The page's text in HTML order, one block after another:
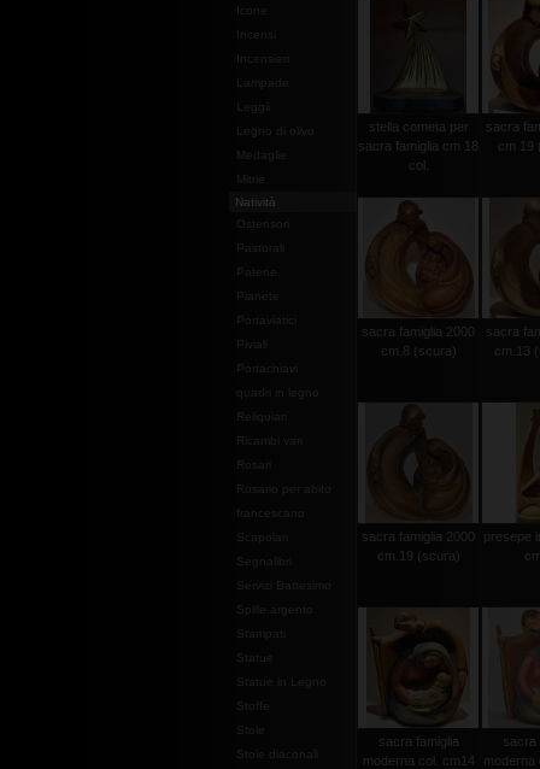
Leggii
Legno di olivo
Medaglie
Mitrie
Natività
Ostensori
Pastorali
Patene
Pianete
Portaviatici
Piviali
Portachiavi
quadri in legno
Reliquiari
Ricambi vari
Rosari
Rosario per abito
francescano
Scapolari
Segnalibri
Servizi Battesimo
Spille argento
Stampati
Statue
Statue in Legno
Stoffe
Stole
Stole diaconali
stella cometa per
sacra famiglia cm 18
col.
sacra
cm 19
sacra famiglia 2000
cm.8 (scura)
sacra
cm.13
sacra famiglia 2000
cm.19 (scura)
presepe
sacra famiglia
moderna col. cm14
sacra
moderna